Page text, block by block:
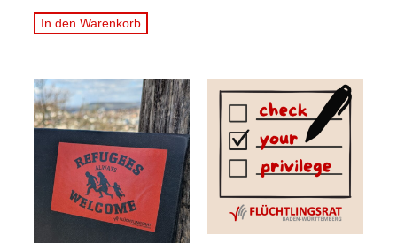
In den Warenkorb